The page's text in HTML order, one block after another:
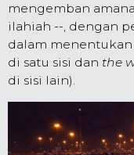
mengemban
ilahiah --, dengan
dalam
di satu sisi dan the
di sisi lain).